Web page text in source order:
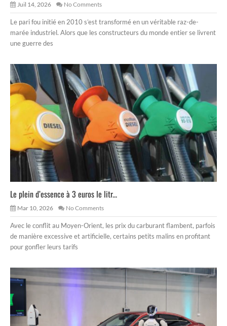
Juil 14, 2026 No Comments
Le pari fou initié en 2010 s’est transformé en un véritable raz-de-
marée industriel. Alors que les constructeurs du monde entier se livrent
une guerre des
Le plein d’essence à 3 euros le litr...
Mar 10, 2026 No Comments
Avec le conflit au Moyen-Orient, les prix du carburant flambent, parfois
de manière excessive et artificielle, certains petits malins en profitant
pour gonfler leurs tarifs